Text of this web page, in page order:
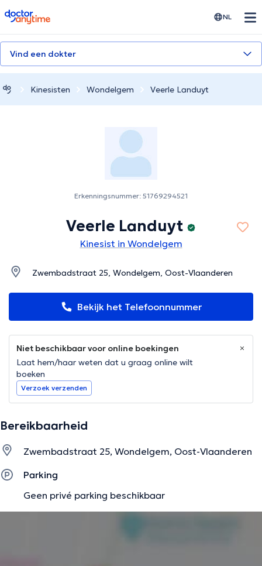
doctoranytime NL
Vind een dokter
Kinesisten Wondelgem Veerle Landuyt
Erkenningsnummer: 51769294521
Veerle Landuyt
Kinesist in Wondelgem
Zwembadstraat 25, Wondelgem, Oost-Vlaanderen
Bekijk het Telefoonnummer
Niet beschikbaar voor online boekingen
Laat hem/haar weten dat u graag online wilt
boeken
Verzoek verzenden
Bereikbaarheid
Zwembadstraat 25, Wondelgem, Oost-Vlaanderen
Parking
Geen privé parking beschikbaar